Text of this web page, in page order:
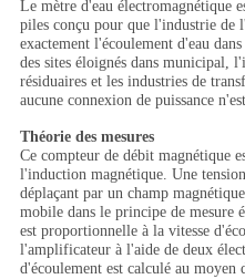
Le mètre d'eau électromagnétique
piles conçu pour que l'industrie de
exactement l'écoulement d'eau
des sites éloignés dans municipal,
résiduaires et les industries de
aucune connexion de puissance
Théorie des mesures
Ce compteur de débit magnétique
l'induction magnétique. Une
déplaçant par un champ
mobile dans le principe de mesure
est proportionnelle à la vitesse
l'amplificateur à l'aide de deux
d'écoulement est calculé au moyen